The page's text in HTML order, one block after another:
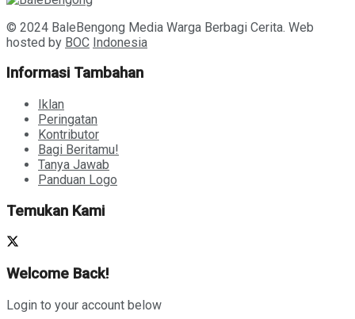
© 2024 BaleBengong Media Warga Berbagi Cerita. Web
hosted by BOC Indonesia
Informasi Tambahan
Iklan
Peringatan
Kontributor
Bagi Beritamu!
Tanya Jawab
Panduan Logo
Temukan Kami
Welcome Back!
Login to your account below